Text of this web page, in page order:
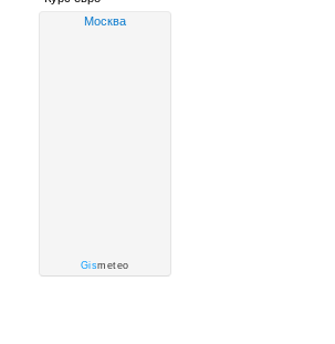
Москва
Gismeteo